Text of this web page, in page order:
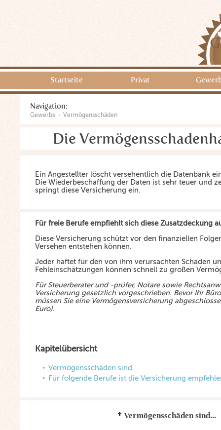
Startseite Privat
Navigation:
Gewerbe Vermögensschäden
Die
Ein Angestellter löscht versehentlich die Datenbank
Die Wiederbeschaffung der Daten ist sehr teuer und
springt diese Versicherung ein.
Für freie Berufe empfiehlt sich diese Zusatzdeckung
Diese Versicherung schützt vor den finanziellen
Versehen entstehen können.
Jeder haftet für den von ihm verursachten Schaden
Fehleinschätzungen können schnell zu großen
Für Steuerberater und -prüfer, Notare sowie
Versicherung gesetzlich vorgeschrieben. Bevor Ihr
müssen Sie eine Vermögensversicherung
Euro).
Kapitelübersicht
Vermögensschäden sind...
Für folgende Berufe ist die Versicherung
Vermögensschäden sind...